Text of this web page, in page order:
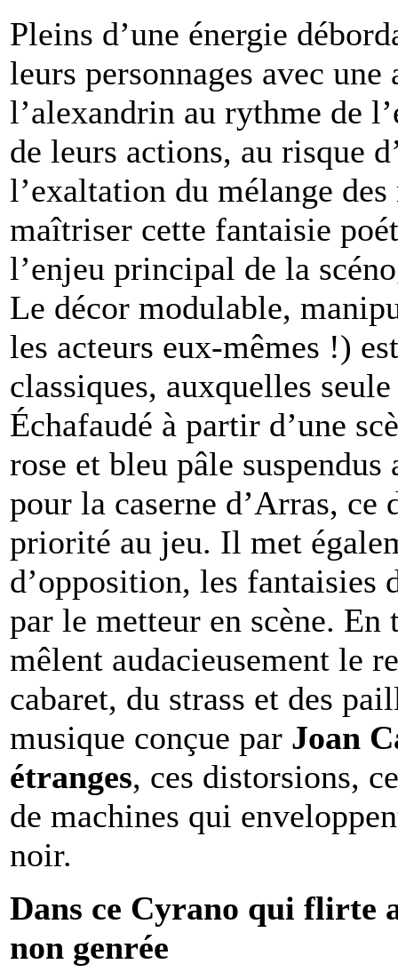
Pleins d’une énergie
leurs personnages avec
l’alexandrin au rythme de
de leurs actions, au risque
l’exaltation du mélange
maîtriser cette fantaisie
l’enjeu principal de la
Le décor modulable,
les acteurs eux-mêmes !)
classiques, auxquelles
Échafaudé à partir d’une
rose et bleu pâle
pour la caserne d’Arras, ce
priorité au jeu. Il met
d’opposition, les fantaisies
par le metteur en scène. En
mêlent audacieusement le
cabaret, du strass et des
musique conçue par Joan
étranges, ces distorsions,
de machines qui
noir.
Dans ce Cyrano qui flirte
non genrée